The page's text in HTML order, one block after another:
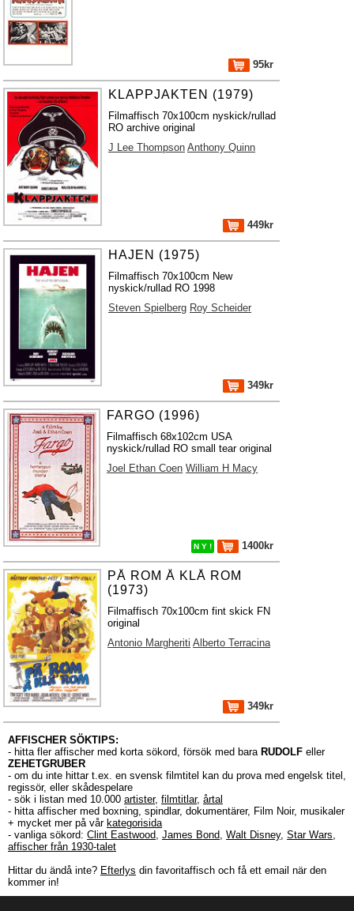
95kr
KLAPPJAKTEN (1979)
Filmaffisch 70x100cm nyskick/rullad
RO archive original
J Lee Thompson Anthony Quinn
449kr
HAJEN (1975)
Filmaffisch 70x100cm New
nyskick/rullad RO 1998
Steven Spielberg Roy Scheider
349kr
FARGO (1996)
Filmaffisch 68x102cm USA
nyskick/rullad RO small tear original
Joel Ethan Coen William H Macy
N Y ! 1400kr
PÅ ROM Å KLÅ ROM
(1973)
Filmaffisch 70x100cm fint skick FN
original
Antonio Margheriti Alberto Terracina
349kr
AFFISCHER SÖKTIPS:
- hitta fler affischer med korta sökord, försök med bara RUDOLF eller
ZEHETGRUBER
- om du inte hittar t.ex. en svensk filmtitel kan du prova med engelsk titel,
regissör, eller skådespelare
- sök i listan med 10.000 artister, filmtitlar, årtal
- hitta affischer med boxning, spindlar, dokumentärer, Film Noir, musikaler
+ mycket mer på vår kategorisida
- vanliga sökord: Clint Eastwood, James Bond, Walt Disney, Star Wars,
affischer från 1930-talet
Hittar du ändå inte? Efterlys din favoritaffisch och få ett email när den
kommer in!